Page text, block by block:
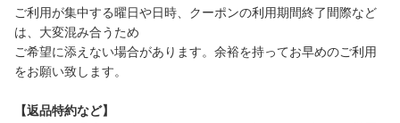
ご利用が集中する曜日や日時、クーポンの利用期間終了間際など
は、大変混み合うため
ご希望に添えない場合があります。余裕を持ってお早めのご利用
をお願い致します。
【返品特約など】